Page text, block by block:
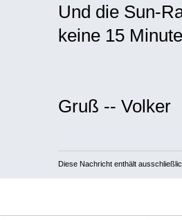
Und die Sun-
keine 15
Gruß -- Volker
Diese Nachricht enthält